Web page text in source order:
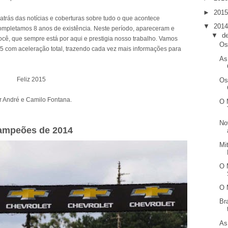
das notícias e coberturas sobre tudo o que acontece
8 anos de existência. Neste período, apareceram e
que sempre está por aqui e prestigia nosso trabalho. Vamos
com aceleração total, trazendo cada vez mais informações para
Feliz 2015
André e Camilo Fontana.
de 2014
►
▼
▼
O
O
O